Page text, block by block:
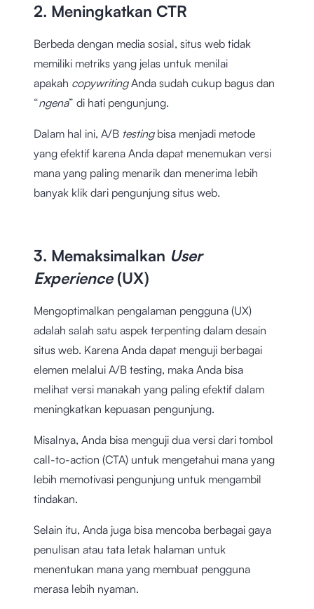
2. Meningkatkan CTR
Berbeda dengan media sosial, situs web tidak
memiliki metriks yang jelas untuk menilai
apakah copywritingAnda sudah cukup bagus dan
“ngena” di hati pengunjung.
Dalam hal ini, A/B testing bisa menjadi metode
yang efektif karena Anda dapat menemukan versi
mana yang paling menarik dan menerima lebih
banyak klik dari pengunjung situs web.
3. Memaksimalkan User
Experience (UX)
Mengoptimalkan pengalaman pengguna (UX)
adalah salah satu aspek terpenting dalam desain
situs web. Karena Anda dapat menguji berbagai
elemen melalui A/B testing, maka Anda bisa
melihat versi manakah yang paling efektif dalam
meningkatkan kepuasan pengunjung.
Misalnya, Anda bisa menguji dua versi dari tombol
call-to-action (CTA) untuk mengetahui mana yang
lebih memotivasi pengunjung untuk mengambil
tindakan.
Selain itu, Anda juga bisa mencoba berbagai gaya
penulisan atau tata letak halaman untuk
menentukan mana yang membuat pengguna
merasa lebih nyaman.